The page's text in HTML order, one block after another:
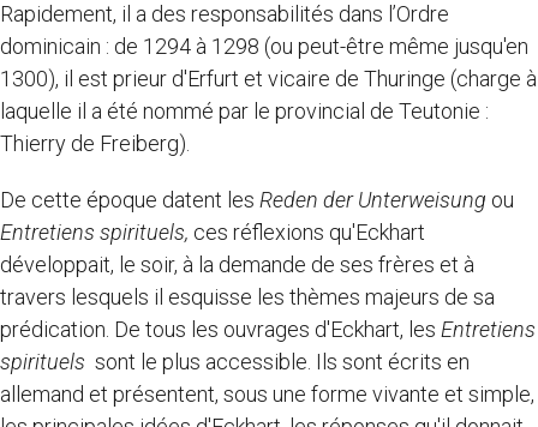
Rapidement, il a des responsabilités dans l’Ordre
dominicain : de 1294 à 1298 (ou peut-être même jusqu'en
1300), il est prieur d'Erfurt et vicaire de Thuringe (charge à
laquelle il a été nommé par le provincial de Teutonie :
Thierry de Freiberg).
De cette époque datent les Reden der Unterweisung ou
Entretiens spirituels, ces réflexions qu'Eckhart
développait, le soir, à la demande de ses frères et à
travers lesquels il esquisse les thèmes majeurs de sa
prédication. De tous les ouvrages d'Eckhart, les Entretiens
spirituels sont le plus accessible. Ils sont écrits en
allemand et présentent, sous une forme vivante et simple,